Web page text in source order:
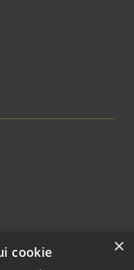
×
cookie